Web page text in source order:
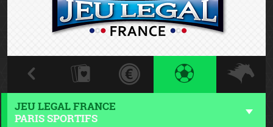
JEU LEGAL FRANCE
PARIS SPORTIFS